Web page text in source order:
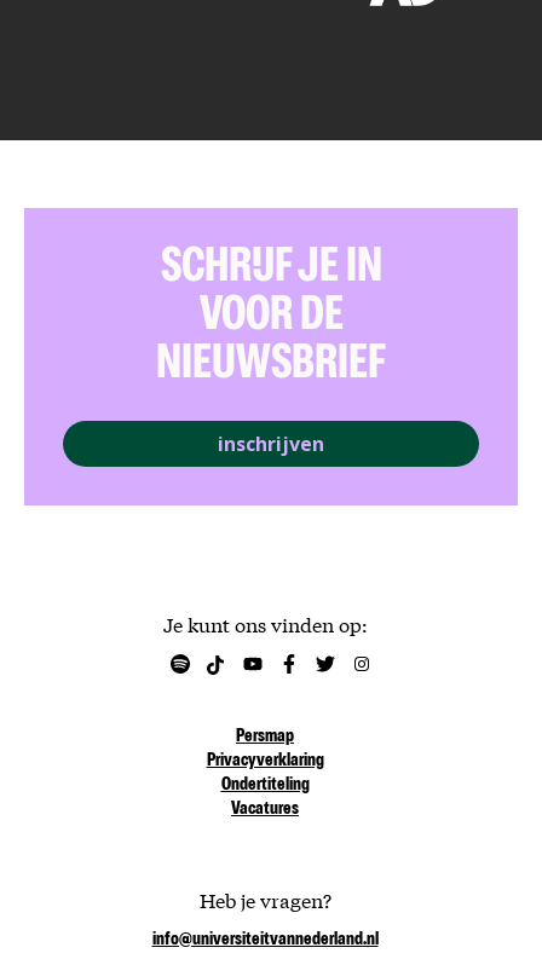
Je kunt ons vinden op:
Persmap
Privacyverklaring
Ondertiteling
Vacatures
Heb je vragen?
info@universiteitvannederland.nl
SCHRIJF JE IN
VOOR DE
NIEUWSBRIEF
inschrijven